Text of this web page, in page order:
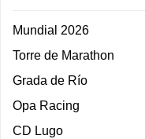
Mundial 2026
Torre de Marathon
Grada de Río
Opa Racing
CD Lugo